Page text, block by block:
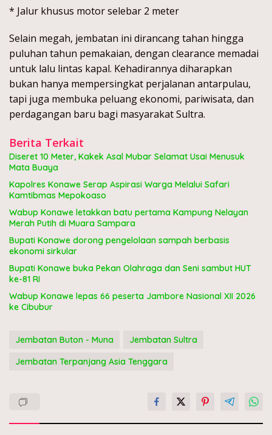
* Jalur khusus motor selebar 2 meter
Selain megah, jembatan ini dirancang tahan hingga
puluhan tahun pemakaian, dengan clearance memadai
untuk lalu lintas kapal. Kehadirannya diharapkan
bukan hanya mempersingkat perjalanan antarpulau,
tapi juga membuka peluang ekonomi, pariwisata, dan
perdagangan baru bagi masyarakat Sultra.
Berita Terkait
Diseret 10 Meter, Kakek Asal Mubar Selamat Usai Menusuk
Mata Buaya
Kapolres Konawe Serap Aspirasi Warga Melalui Safari
Kamtibmas Mepokoaso
Wabup Konawe letakkan batu pertama Kampung Nelayan
Merah Putih di Muara Sampara
Bupati Konawe dorong pengelolaan sampah berbasis
ekonomi sirkular
Bupati Konawe buka Pekan Olahraga dan Seni sambut HUT
ke-81 RI
Wabup Konawe lepas 66 peserta Jambore Nasional XII 2026
ke Cibubur
Jembatan Buton - Muna
Jembatan Sultra
Jembatan Terpanjang Asia Tenggara